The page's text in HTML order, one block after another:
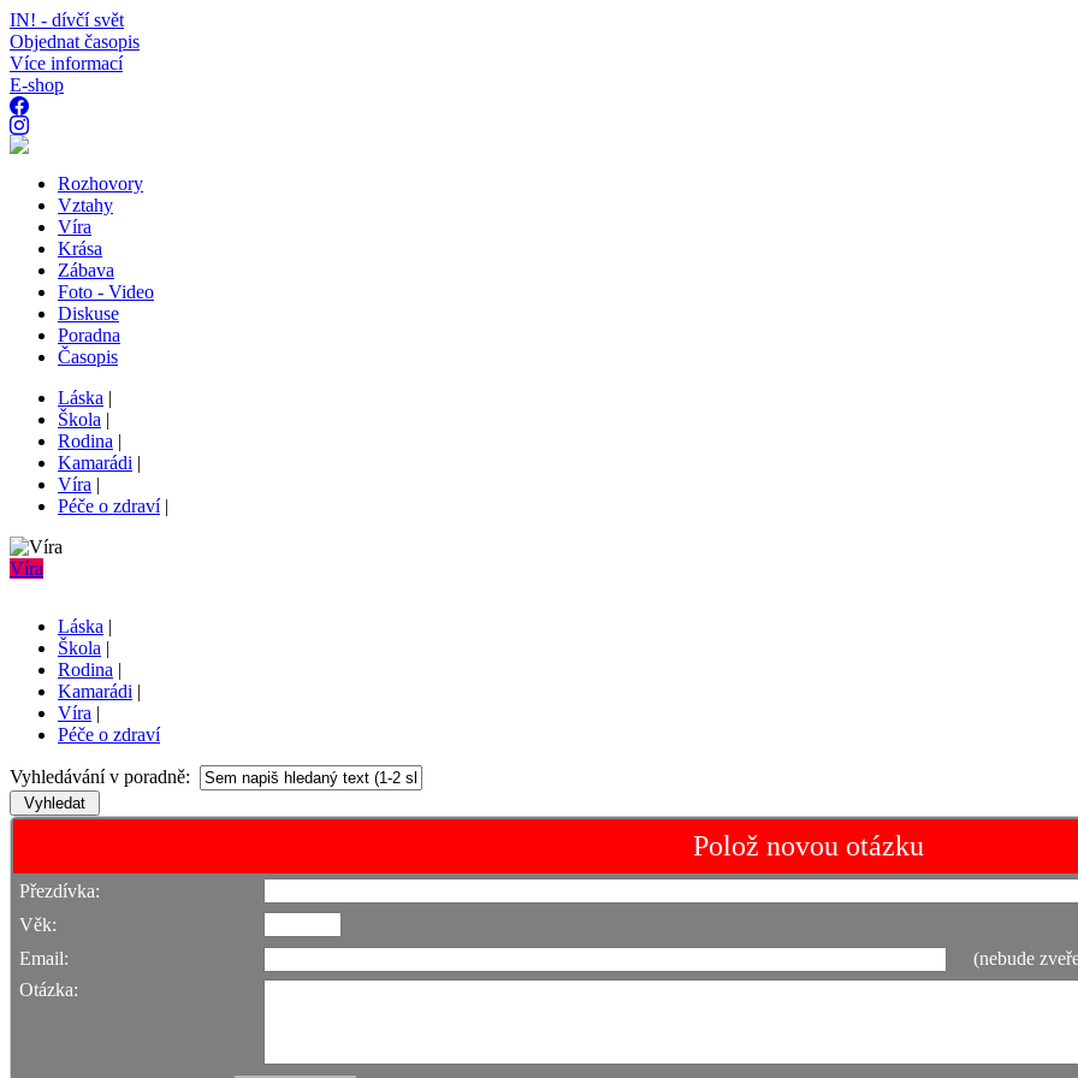
IN! - dívčí svět
Objednat časopis
Více informací
E-shop
Rozhovory
Vztahy
Víra
Krása
Zábava
Foto - Video
Diskuse
Poradna
Časopis
Láska |
Škola |
Rodina |
Kamarádi |
Víra |
Péče o zdraví|
Víra
Láska |
Škola |
Rodina |
Kamarádi |
Víra |
Péče o zdraví
Vyhledávání v poradně:
Polož novou otázku
Přezdívka:
Věk:
Email:
(nebude
Otázka: